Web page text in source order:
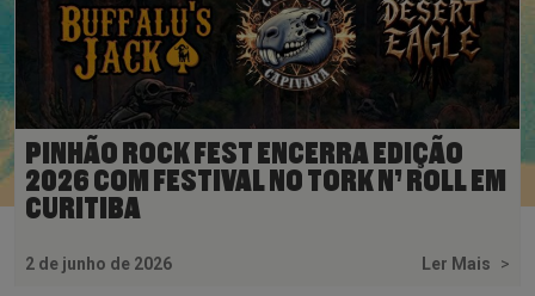
PINHÃO ROCK FEST ENCERRA EDIÇÃO
2026 COM FESTIVAL NO TORK N’ ROLL EM
CURITIBA
2 de junho de 2026 Ler Mais >